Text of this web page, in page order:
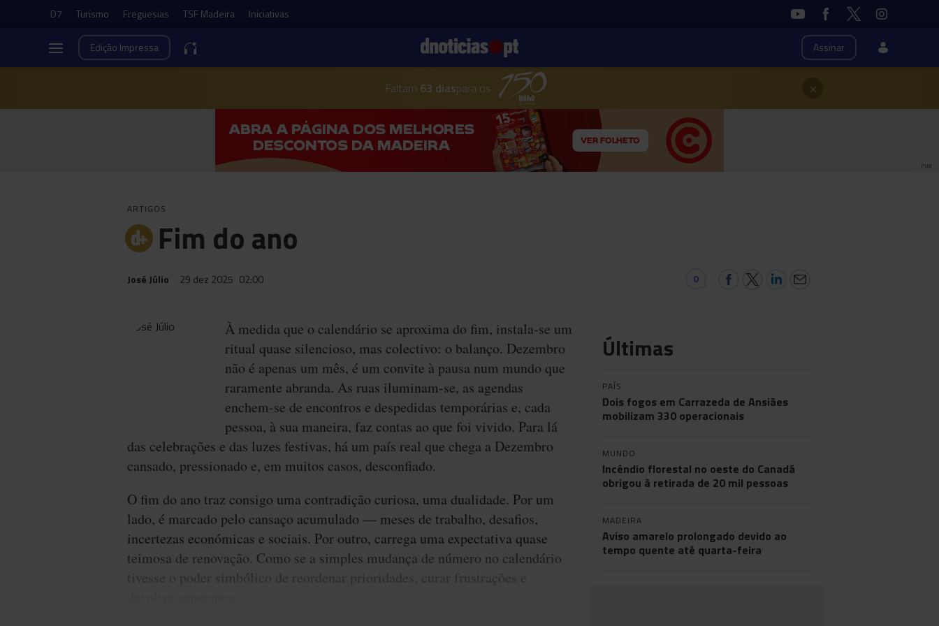
D7 Turismo Freguesias TSF Madeira Iniciativas
Assinar
Edição Impressa
Faltam 63 diaspara os ×
PUB
ARTIGOS
Fim do ano
José Júlio 29 dez 2025 02:00 0
À medida que o calendário se aproxima do fim, instala-se um
ritual quase silencioso, mas colectivo: o balanço. Dezembro
não é apenas um mês, é um convite à pausa num mundo que
raramente abranda. As ruas iluminam-se, as agendas
enchem-se de encontros e despedidas temporárias e, cada
pessoa, à sua maneira, faz contas ao que foi vivido. Para lá
das celebrações e das luzes festivas, há um país real que chega a Dezembro
cansado, pressionado e, em muitos casos, desconfiado.
O fim do ano traz consigo uma contradição curiosa, uma dualidade. Por um
lado, é marcado pelo cansaço acumulado — meses de trabalho, desafios,
incertezas económicas e sociais. Por outro, carrega uma expectativa quase
teimosa de renovação. Como se a simples mudança de número no calendário
tivesse o poder simbólico de reordenar prioridades, curar frustrações e
Últimas
PAÍS
Dois fogos em Carrazeda de Ansiães
mobilizam 330 operacionais
MUNDO
Incêndio florestal no oeste do Canadá
obrigou à retirada de 20 mil pessoas
MADEIRA
Aviso amarelo prolongado devido ao
tempo quente até quarta-feira